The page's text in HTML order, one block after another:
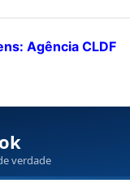
Agência CLDF